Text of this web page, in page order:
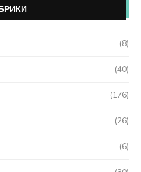
(8)
(40)
(176)
(26)
(6)